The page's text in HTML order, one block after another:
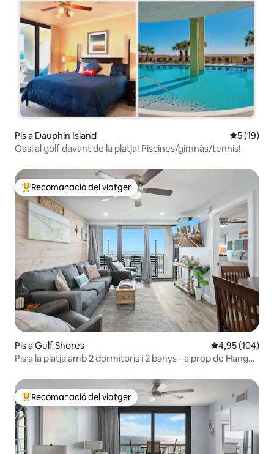
Pis a Dauphin Island 5 de
5 (19)
Oasi al golf davant de la platja! Piscines/gimnàs/tennis!
Principals recomanacions dels viatgers
Recomanació del viatger
Pis a Gulf Shores 4,95 de
4,95 (104)
Pis a la platja amb 2 dormitoris i 2 banys - a prop de Hang
Principals recomanacions dels viatgers
Recomanació del viatger